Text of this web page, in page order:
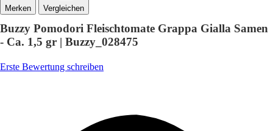
Vergleichen
Buzzy Pomodori Fleischtomate Grappa Gialla Samen
- Ca. 1,5 gr | Buzzy_028475
Erste Bewertung schreiben